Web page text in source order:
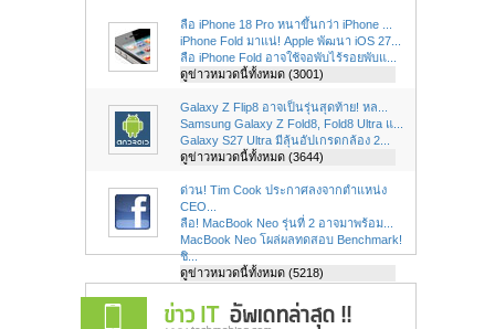
ลือ iPhone 18 Pro หนาขึ้นกว่า iPhone ...
iPhone Fold มาแน่! Apple พัฒนา iOS 27...
ลือ iPhone Fold อาจใช้จอพับไร้รอยพับแ...
ดูข่าวหมวดนี้ทั้งหมด (3001)
Galaxy Z Flip8 อาจเป็นรุ่นสุดท้าย! หล...
Samsung Galaxy Z Fold8, Fold8 Ultra แ...
Galaxy S27 Ultra มีลุ้นอัปเกรดกล้อง 2...
ดูข่าวหมวดนี้ทั้งหมด (3644)
ด่วน! Tim Cook ประกาศลงจากตำแหน่ง
CEO...
ลือ! MacBook Neo รุ่นที่ 2 อาจมาพร้อม...
MacBook Neo โผล่ผลทดสอบ Benchmark!
ชิ...
ดูข่าวหมวดนี้ทั้งหมด (5218)